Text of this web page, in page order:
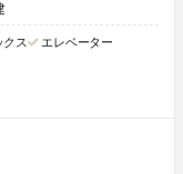
クス エレベーター